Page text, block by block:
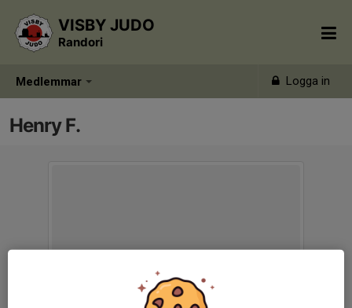
Medlemmar Logga in
VISBY JUDO
Randori
Henry F.